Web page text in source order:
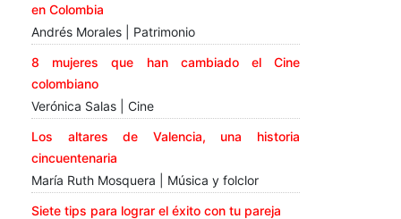
en Colombia
Andrés Morales | Patrimonio
8 mujeres que han cambiado el Cine
colombiano
Verónica Salas | Cine
Los altares de Valencia, una historia
cincuentenaria
María Ruth Mosquera | Música y folclor
Siete tips para lograr el éxito con tu pareja